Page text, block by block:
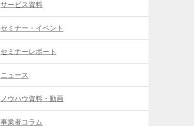
サービス資料
セミナー・イベント
セミナーレポート
ニュース
ノウハウ資料・動画
事業者コラム